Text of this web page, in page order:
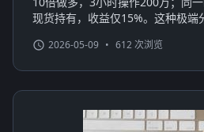
现货持有，收益仅15%。这种极端
2026-05-09 • 612 次浏览